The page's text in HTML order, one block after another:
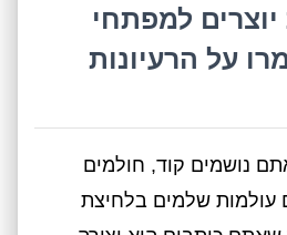
יוצרים למפתחי
על הרעיונות
נושמים קוד, חולמים
עולמות שלמים בלחיצת